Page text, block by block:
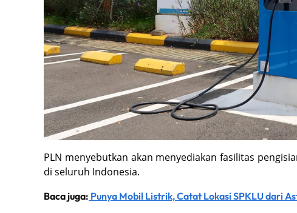
PLN menyebutkan akan menyediakan fasilitas
di seluruh Indonesia.
Baca juga: Punya Mobil Listrik, Catat Lokasi SPKLU dari